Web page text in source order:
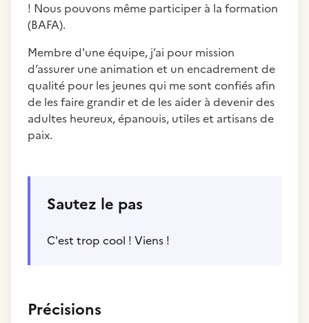
! Nous pouvons même participer à la formation
(BAFA).
Membre d'une équipe, j’ai pour mission
d’assurer une animation et un encadrement de
qualité pour les jeunes qui me sont confiés afin
de les faire grandir et de les aider à devenir des
adultes heureux, épanouis, utiles et artisans de
paix.
Sautez le pas
C'est trop cool ! Viens !
Précisions